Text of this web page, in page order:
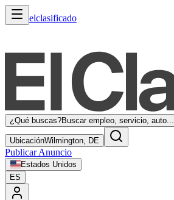
elclasificado
¿Qué buscas?Buscar empleo, servicio, auto...
UbicaciónWilmington, DE
Publicar Anuncio
Estados Unidos
ES